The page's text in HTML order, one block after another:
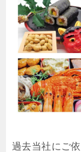
過去当社にご